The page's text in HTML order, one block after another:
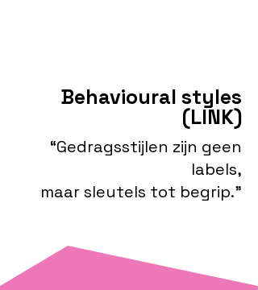
Behavioural styles
(LINK)
“Gedragsstijlen zijn geen
labels,
maar sleutels tot begrip.”